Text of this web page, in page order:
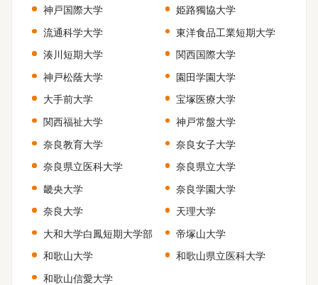
神戸国際大学
姫路獨協大学
流通科学大学
東洋食品工業短期大学
湊川短期大学
関西国際大学
神戸松蔭大学
園田学園大学
大手前大学
宝塚医療大学
関西福祉大学
神戸常盤大学
奈良教育大学
奈良女子大学
奈良県立医科大学
奈良県立大学
畿央大学
奈良学園大学
奈良大学
天理大学
大和大学白鳳短期大学部
帝塚山大学
和歌山大学
和歌山県立医科大学
和歌山信愛大学